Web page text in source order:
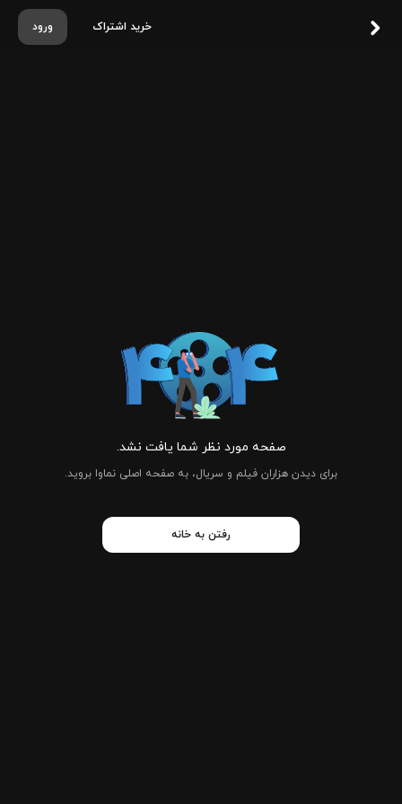
ورود خرید اشتراک
صفحه مورد نظر شما یافت نشد.
برای دیدن هزاران فیلم و سریال، به صفحه اصلی نماوا بروید.
رفتن به خانه